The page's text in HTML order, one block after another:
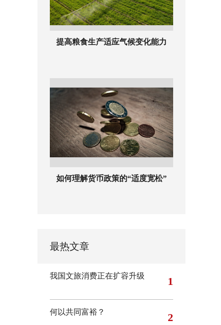
提高粮食生产适应气候变化能力
如何理解货币政策的“适度宽松”
最热文章
我国文旅消费正在扩容升级 1
何以共同富裕？ 2